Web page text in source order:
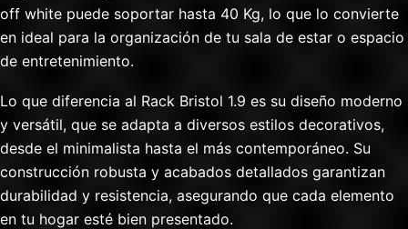
off white puede soportar hasta 40 Kg, lo que lo convierte
en ideal para la organización de tu sala de estar o espacio
de entretenimiento.
Lo que diferencia al Rack Bristol 1.9 es su diseño moderno
y versátil, que se adapta a diversos estilos decorativos,
desde el minimalista hasta el más contemporáneo. Su
construcción robusta y acabados detallados garantizan
durabilidad y resistencia, asegurando que cada elemento
en tu hogar esté bien presentado.